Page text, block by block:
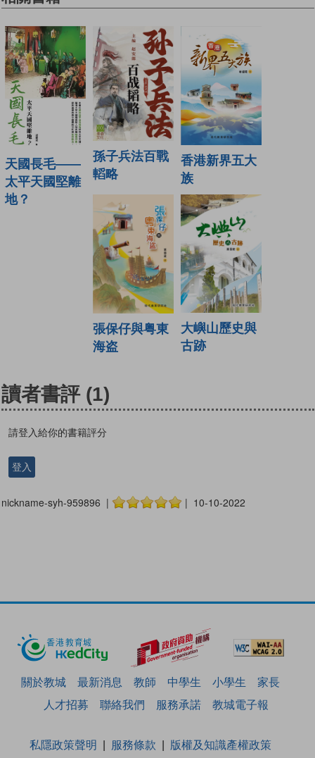
天國長毛——
太平天國堅離
地？
孫子兵法百戰
轁略
香港新界五大
族
張保仔與粤東
海盗
大嶼山歷史與
古跡
讀者書評 (1)
請登入給你的書籍評分
登入
nickname-syh-959896 | | 10-10-2022
關於教城 最新消息 教師 中學生 小學生
家長
人才招募
聯絡我們 服務承諾 教城電子報
私隱政策聲明 服務條款
版權及知識產權政策